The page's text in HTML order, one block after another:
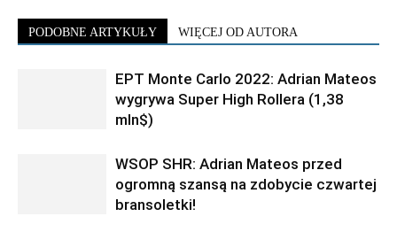
PODOBNE ARTYKUŁY WIĘCEJ OD AUTORA
EPT Monte Carlo 2022: Adrian Mateos
wygrywa Super High Rollera (1,38
mln$)
WSOP SHR: Adrian Mateos przed
ogromną szansą na zdobycie czwartej
bransoletki!